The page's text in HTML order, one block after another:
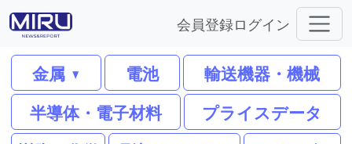
会員登録ログイン
金属 電池
輸送機器・機械
半導体・電子材料
プライスデータ